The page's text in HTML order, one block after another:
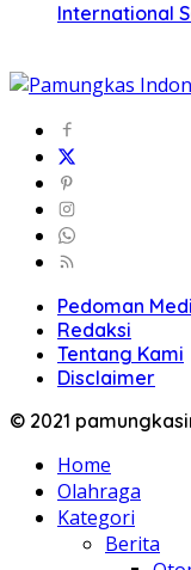
International
Pedoman
Redaksi
Tentang Kami
Disclaimer
© 2021
Home
Olahraga
Kategori
Berita